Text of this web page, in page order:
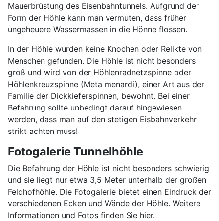
Mauerbrüstung des Eisenbahntunnels. Aufgrund der
Form der Höhle kann man vermuten, dass früher
ungeheuere Wassermassen in die Hönne flossen.
In der Höhle wurden keine Knochen oder Relikte von
Menschen gefunden. Die Höhle ist nicht besonders
groß und wird von der Höhlenradnetzspinne oder
Höhlenkreuzspinne (Meta menardi), einer Art aus der
Familie der Dickkieferspinnen, bewohnt. Bei einer
Befahrung sollte unbedingt darauf hingewiesen
werden, dass man auf den stetigen Eisbahnverkehr
strikt achten muss!
Fotogalerie Tunnelhöhle
Die Befahrung der Höhle ist nicht besonders schwierig
und sie liegt nur etwa 3,5 Meter unterhalb der großen
Feldhofhöhle. Die Fotogalerie bietet einen Eindruck der
verschiedenen Ecken und Wände der Höhle. Weitere
Informationen und Fotos finden Sie hier.